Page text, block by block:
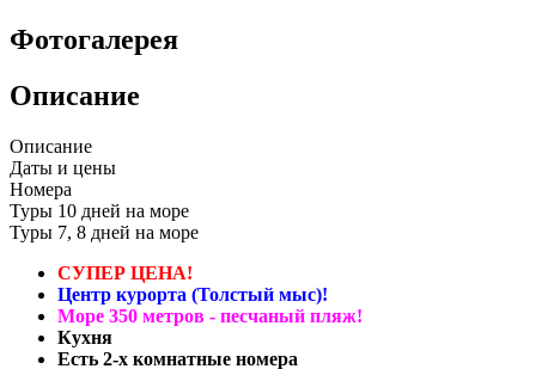
Фотогалерея
Описание
Описание
Даты и цены
Номера
Туры 10 дней на море
Туры 7, 8 дней на море
СУПЕР ЦЕНА!
Центр курорта (Толстый мыс)!
Море 350 метров - песчаный пляж!
Кухня
Есть 2-х комнатные номера